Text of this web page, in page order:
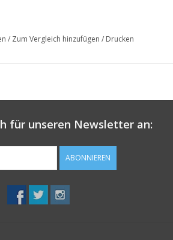
Elasthan
/ Zum Vergleich hinzufügen / Drucken
für unseren Newsletter an:
ABONNIEREN